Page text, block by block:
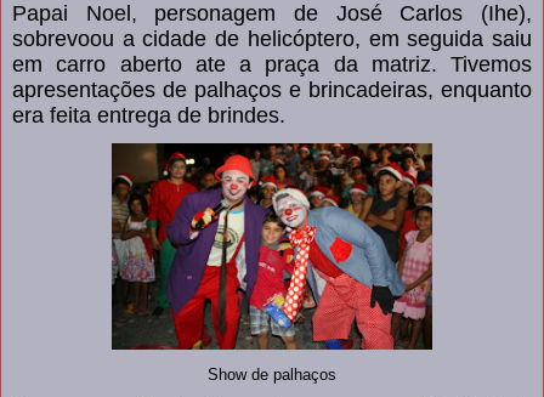
Papai Noel, personagem de José Carlos (Ihe),
sobrevoou a cidade de helicóptero, em seguida saiu
em carro aberto ate a praça da matriz. Tivemos
apresentações de palhaços e brincadeiras, enquanto
era feita entrega de brindes.
Show de palhaços